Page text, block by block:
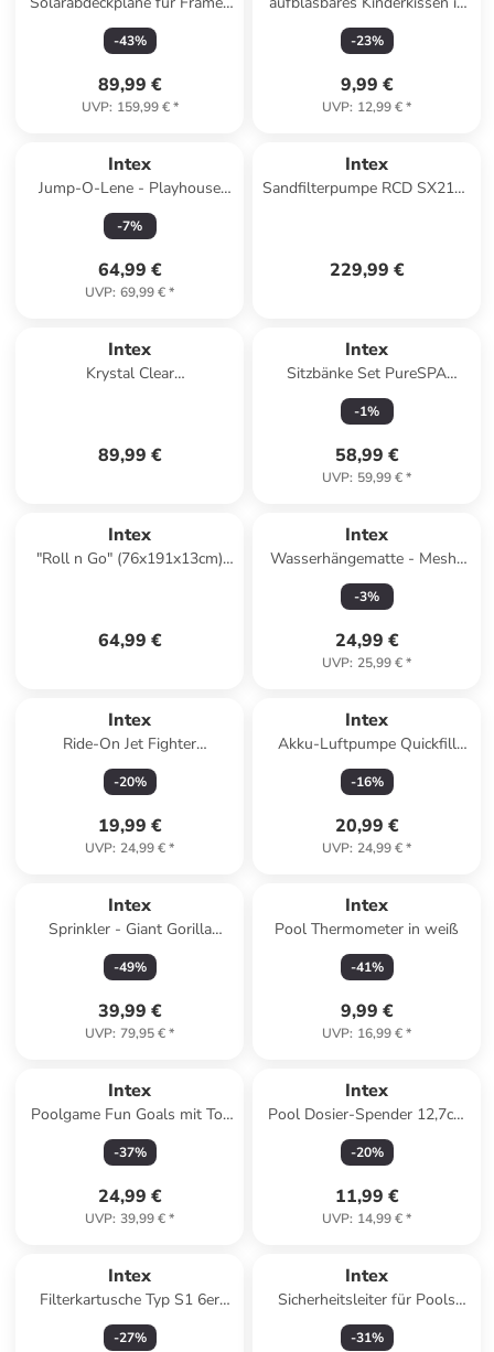
Pools 975x488cm in blau
-43%
89,99 €
UVP: 159,99 €*
rosa
-23%
9,99 €
UVP: 12,99 €*
Intex
Jump-O-Lene - Playhouse
(174x174x112) in bunt
-7%
64,99 €
UVP: 69,99 €*
Intex
Sandfilterpumpe RCD SX2100
229,99 €
Intex
Krystal Clear
89,99 €
Intex
Sitzbänke Set PureSPA
42x37x62cm in braun
-1%
58,99 €
UVP: 59,99 €*
Intex
"Roll n Go" (76x191x13cm)
64,99 €
Intex
Wasserhängematte - Mesh-
Mat (178x94cm) in grün
-3%
24,99 €
UVP: 25,99 €*
Intex
Ride-On Jet Fighter
117x104cm in rot
-20%
19,99 €
UVP: 24,99 €*
Intex
Akku-Luftpumpe Quickfill
USB200R in weiß
-16%
20,99 €
UVP: 24,99 €*
Intex
Sprinkler - Giant Gorilla
(170x170x185cm) in schwarz
-49%
39,99 €
UVP: 79,95 €*
Intex
Pool Thermometer in weiß
-41%
9,99 €
UVP: 16,99 €*
Intex
Poolgame Fun Goals mit Tor
und Ball türkis 140x89x81cm
in türkis
-37%
24,99 €
UVP: 39,99 €*
Intex
Pool Dosier-Spender 12,7cm
Schwimmdosierer in bunt
-20%
11,99 €
UVP: 14,99 €*
Intex
Filterkartusche Typ S1 6er
Pack in weiß
-27%
Intex
Sicherheitsleiter für Pools
(Höhe 91 und 107cm, Stufen
entfernbar) in grau
-31%